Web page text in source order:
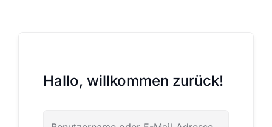
Hallo, willkommen zurück!